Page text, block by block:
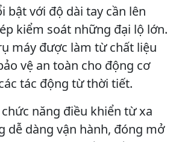
bật với độ dài tay cần lên
kiểm soát những đại lộ lớn.
máy được làm từ chất liệu
vệ an toàn cho động cơ
tác động từ thời tiết.
chức năng điều khiển từ xa
dễ dàng vận hành, đóng mở